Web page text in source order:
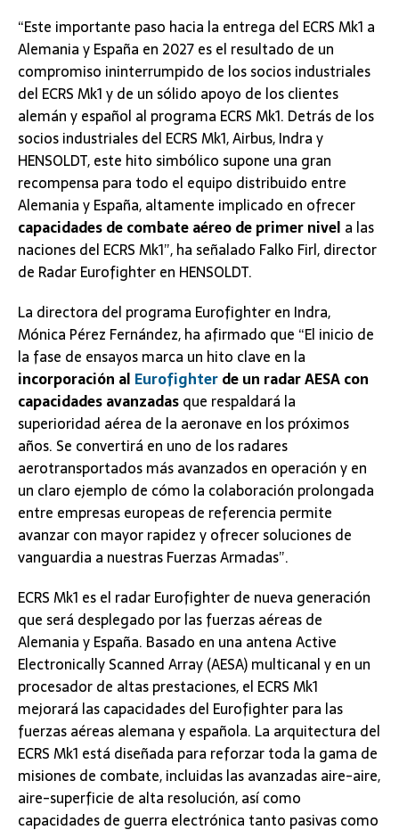
“Este importante paso hacia la entrega del ECRS Mk1 a
Alemania y España en 2027 es el resultado de un
compromiso ininterrumpido de los socios industriales
del ECRS Mk1 y de un sólido apoyo de los clientes
alemán y español al programa ECRS Mk1. Detrás de los
socios industriales del ECRS Mk1, Airbus, Indra y
HENSOLDT, este hito simbólico supone una gran
recompensa para todo el equipo distribuido entre
Alemania y España, altamente implicado en ofrecer
capacidades de combate aéreo de primer nivel a las
naciones del ECRS Mk1”, ha señalado Falko Firl, director
de Radar Eurofighter en HENSOLDT.
La directora del programa Eurofighter en Indra,
Mónica Pérez Fernández, ha afirmado que “El inicio de
la fase de ensayos marca un hito clave en la
incorporación al Eurofighterde un radar AESA con
capacidades avanzadasque respaldará la
superioridad aérea de la aeronave en los próximos
años. Se convertirá en uno de los radares
aerotransportados más avanzados en operación y en
un claro ejemplo de cómo la colaboración prolongada
entre empresas europeas de referencia permite
avanzar con mayor rapidez y ofrecer soluciones de
vanguardia a nuestras Fuerzas Armadas”.
ECRS Mk1 es el radar Eurofighter de nueva generación
que será desplegado por las fuerzas aéreas de
Alemania y España. Basado en una antena Active
Electronically Scanned Array (AESA) multicanal y en un
procesador de altas prestaciones, el ECRS Mk1
mejorará las capacidades del Eurofighter para las
fuerzas aéreas alemana y española. La arquitectura del
ECRS Mk1 está diseñada para reforzar toda la gama de
misiones de combate, incluidas las avanzadas aire-aire,
aire-superficie de alta resolución, así como
capacidades de guerra electrónica tanto pasivas como